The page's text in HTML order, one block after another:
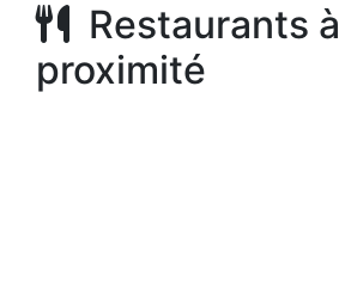
Restaurants à
proximité